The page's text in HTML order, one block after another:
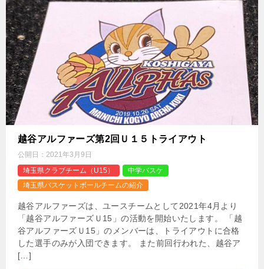
越谷アルファーズ第2回Ｕ１５トライアウト
公開日： 2021年3月9日
埼玉県クラブチーム（U15）
中学バスケ
埼玉県バスケットボールチームの紹介
越谷アルファーズは、ユースチームとして2021年4月より
「越谷アルファーズＵ15」の活動を開始いたします。 「越
谷アルファーズＵ15」のメンバーは、トライアウトに合格
した選手のみが入団できます。 また前回行われた、越谷ア
[…]